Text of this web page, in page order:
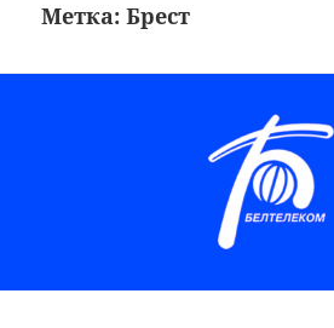
Метка:Брест